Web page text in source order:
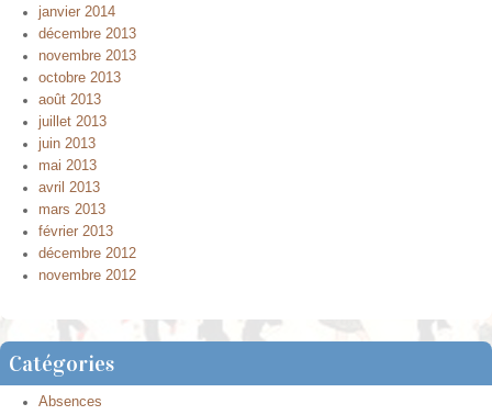
janvier 2014
décembre 2013
novembre 2013
octobre 2013
août 2013
juillet 2013
juin 2013
mai 2013
avril 2013
mars 2013
février 2013
décembre 2012
novembre 2012
Catégories
Absences